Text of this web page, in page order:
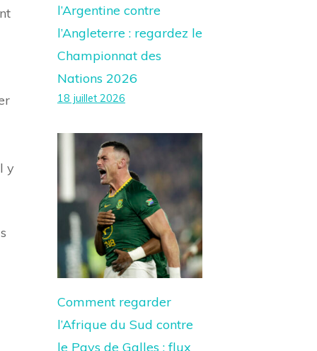
y
l’Argentine contre
l’Angleterre : regardez le
Championnat des
Nations 2026
18 juillet 2026
Comment regarder
l’Afrique du Sud contre
le Pays de Galles : flux